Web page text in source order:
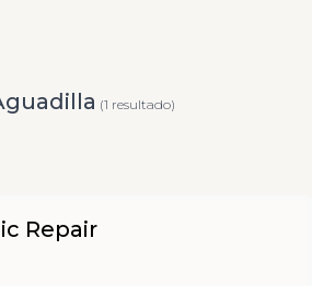
(1 resultado)
Repair